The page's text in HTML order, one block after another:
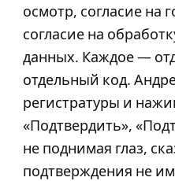
осмотр, согласие на
согласие на
данных. Каждое —
отдельный код.
регистратуры и
«Подтвердить»,
не поднимая глаз,
подтверждения не